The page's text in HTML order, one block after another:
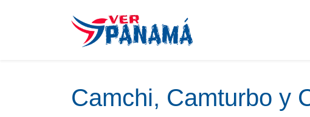
Camchi, Camturbo y